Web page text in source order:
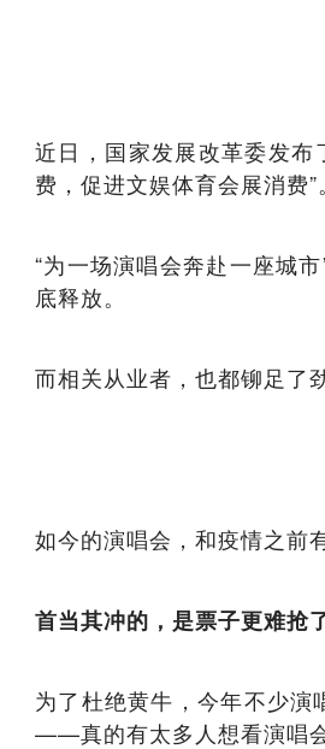
近日，国家发展改革委发
费，促进文娱体育会展消费
“为一场演唱会奔赴一座城
底释放。
而相关从业者，也都铆足
如今的演唱会，和疫情之前
首当其冲的，是票子更难抢了
为了杜绝黄牛，今年不少演
——真的有太多人想看演唱会